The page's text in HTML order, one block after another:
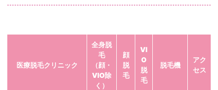
医療脱毛クリニック
全身脱
毛
（顔・
VIO除
く）
顔
脱
毛
VI
O
脱
毛
脱毛機
アク
セス